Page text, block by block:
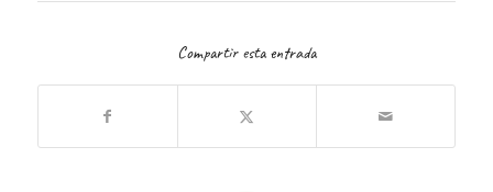
Compartir esta entrada